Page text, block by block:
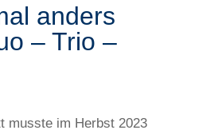
anders
– Trio –
musste im Herbst 2023